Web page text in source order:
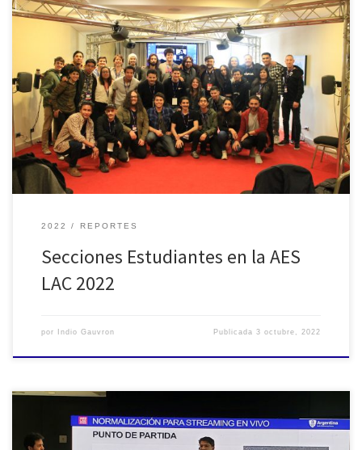
El día viernes 23 de Septiembre, en la tercera jornada de la AES
LAC 2022, no fue un día más para las secciones estudiantes AES de
la región. Las cinco secciones Argentinas y emisarios de la
mancomunidad de secciones LATAM presentaron pasado,
presente y futuro de sus actividades. En un […]
2022 REPORTES
Secciones Estudiantes en la AES
LAC 2022
por Indio Gauvron Publicada3 octubre, 2022